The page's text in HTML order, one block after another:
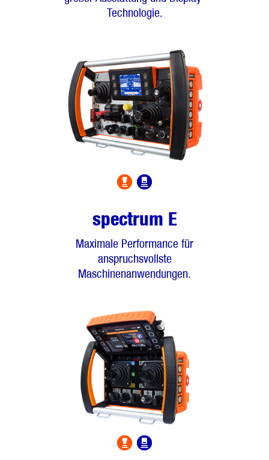
Technologie.
spectrum E
Maximale Performance für
anspruchsvollste
Maschinenanwendungen.